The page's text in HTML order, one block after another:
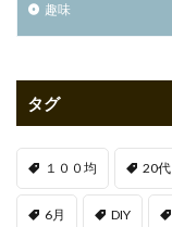
趣味
タグ
１００均 20代
6月 DIY